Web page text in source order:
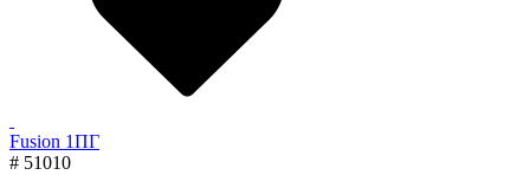
Fusion 1ПГ
# 51010